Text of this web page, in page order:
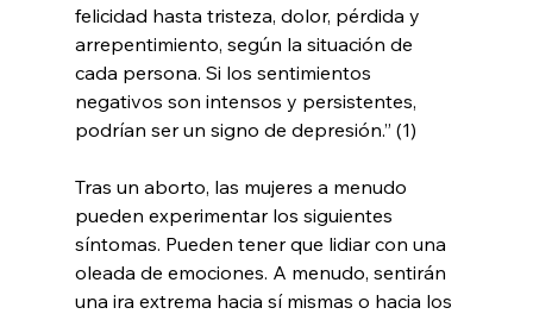
felicidad hasta tristeza, dolor, pérdida y
arrepentimiento, según la situación de
cada persona. Si los sentimientos
negativos son intensos y persistentes,
podrían ser un signo de depresión.” (1)
Tras un aborto, las mujeres a menudo
pueden experimentar los siguientes
síntomas. Pueden tener que lidiar con una
oleada de emociones. A menudo, sentirán
una ira extrema hacia sí mismas o hacia los